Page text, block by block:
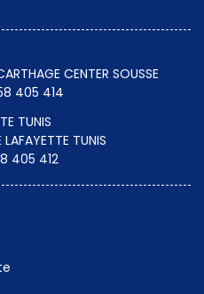
CENTER SOUSSE
405 414
TUNIS
LAFAYETTE TUNIS
405 412